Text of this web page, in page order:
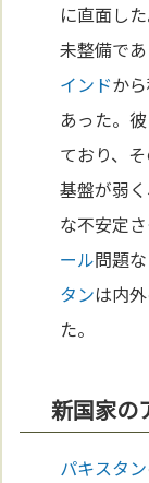
に直面し
未整備で
インドか
あった。
ており、
基盤が弱
な不安定
ール問題
タンは内
た。
新国家の
パキスタン